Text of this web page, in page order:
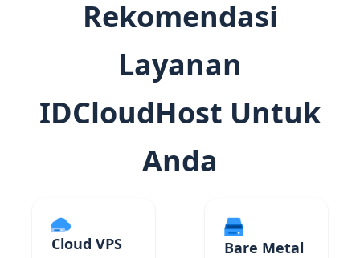
Rekomendasi
Layanan
IDCloudHost Untuk
Anda
Cloud VPS
Bare Metal